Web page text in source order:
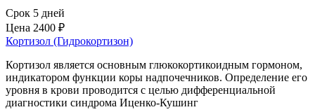
Срок 5 дней
Цена 2400 ₽
Кортизол (Гидрокортизон)
Кортизол является основным глюкокортикоидным гормоном,
индикатором функции коры надпочечников. Определение его
уровня в крови проводится с целью дифференциальной
диагностики синдрома Иценко-Кушинг